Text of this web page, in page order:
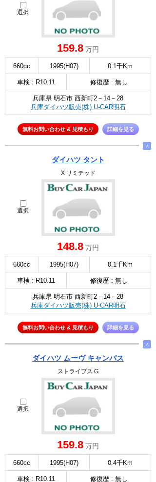
選択
159.8 万円
660cc 1995(H07) 0.1千Km
車検 : R10.11 修復歴 : 無し
兵庫県 明石市 西新町2－14－28
兵庫ダイハツ販売(株) U-CAR明石
無料お問い合わせ & 見積もり 詳細を見る
∧
ダイハツ タント
X リミテッド
選択
148.8 万円
660cc 1995(H07) 0.1千Km
車検 : R10.11 修復歴 : 無し
兵庫県 明石市 西新町2－14－28
兵庫ダイハツ販売(株) U-CAR明石
無料お問い合わせ & 見積もり 詳細を見る
∧
ダイハツ ムーヴ キャンバス
ストライプス G
選択
159.8 万円
660cc 1995(H07) 0.4千Km
車検 : R10.11 修復歴 : 無し